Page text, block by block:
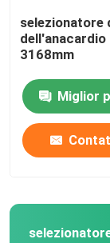
selezionatore
dell'anacardio
3168mm
Miglior